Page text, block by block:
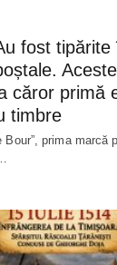
fost tipărite
căror primă
timbre
Bour”, prima marcă